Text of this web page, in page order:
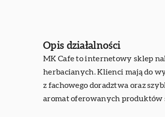
Opis działalności
MK Cafeto internetowy sklep
herbacianych. Klienci mają do
z fachowego doradztwa oraz
aromat oferowanych produktów